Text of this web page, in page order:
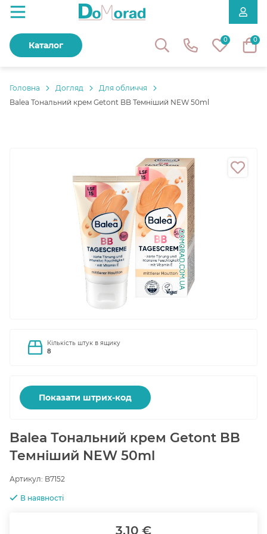
0 0
Каталог
Головнa Догляд
Для обличчя
Balea Тональний крем Getont BB Темніший NEW 50ml
Кількість штук в ящику
8
Показати штрих-код
Balea Тональний крем Getont BB
Темніший NEW 50ml
Артикул: B7152
В наявності
3.10 €